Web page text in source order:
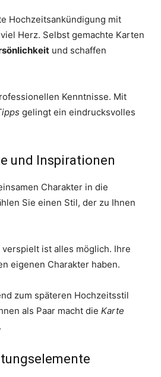
Hochzeitsankündigung mit
Herz. Selbst gemachte Karten
und schaffen
Kenntnisse. Mit
gelingt ein eindrucksvolles
und Inspirationen
Charakter in die
Sie einen Stil, der zu Ihnen
ist alles möglich. Ihre
eigenen Charakter haben.
zum späteren Hochzeitsstil
als Paar macht die Karte